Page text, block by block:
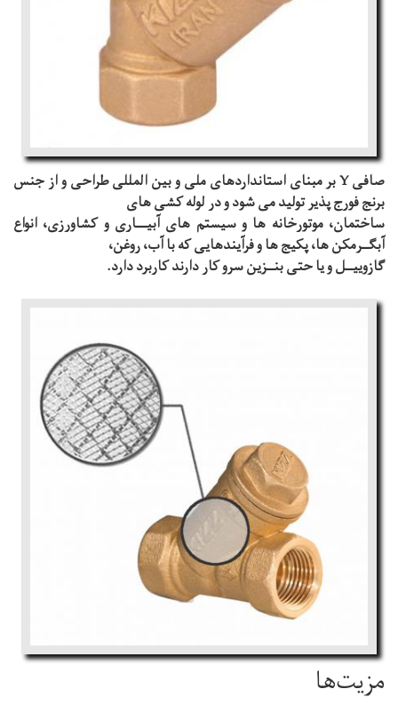
صافی Y بر مبنای استانداردهای ملی و بین المللی طراحی و از جنس
برنج فورج پذیر تولید می شود و در لوله کشی های
ساختمان، موتورخانه ها و سیستم های آبیـــاری و کشاورزی، انواع
آبگــرمکن ها، پکیج ها و فرآیندهایی که با آب، روغن،
گازوییــل و یا حتی بنــزین سرو کار دارند کاربرد دارد.
مزیت‌ها